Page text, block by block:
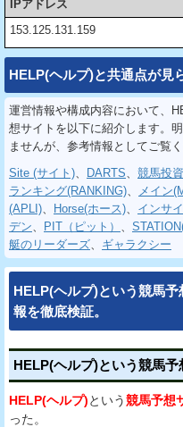
IPアドレス
153.125.131.159
HELP(ヘルプ)と共通点が見
運営情報や構成内容において、
想サイトを以下に紹介します。
ませんが、参考情報としてご覧く
Site (サイト)
DARTS 競馬投
ランキング(RANKING)
メイン
(APLI)
Horse(ホース) インサ
デン
PIT（ピット）
艇のリーダーズ
ギャラクシー
HELP(ヘルプ)という競馬
報を徹底検証。
HELP(ヘルプ)という競馬
HELP(ヘルプ)という競馬予想
った。